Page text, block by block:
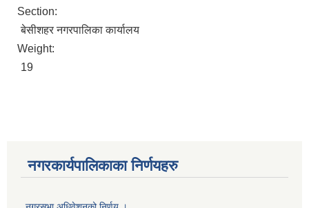
Section:
बेसीशहर नगरपालिका कार्यालय
Weight:
19
नगरकार्यपालिकाका निर्णयहरु